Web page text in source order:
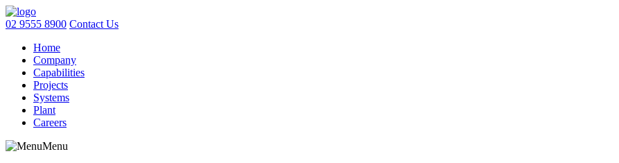
02 9555 8900 Contact Us
Home
Company
Capabilities
Projects
Systems
Plant
Careers
Menu